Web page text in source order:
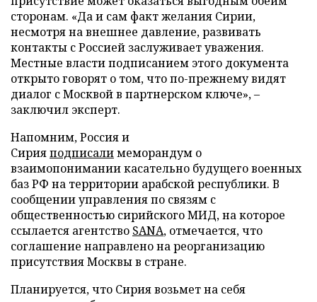
сторонам. «Да и сам факт желания Сирии,
несмотря на внешнее давление, развивать
контакты с Россией заслуживает уважения.
Местные власти подписанием этого документа
открыто говорят о том, что по-прежнему видят
диалог с Москвой в партнерском ключе», –
заключил эксперт.
Напомним, Россия и
Сирияподписалимеморандум о
взаимопонимании касательно будущего военных
баз РФ на территории арабской республики. В
сообщении управления по связям с
общественностью сирийского МИД, на которое
ссылается агентство SANA, отмечается, что
соглашение направлено на реорганизацию
присутствия Москвы в стране.
Планируется, что Сирия возьмет на себя